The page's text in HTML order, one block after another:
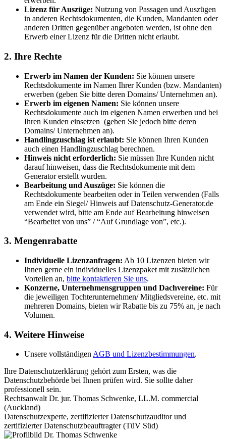
Lizenz für Auszüge: Nutzung von Passagen und Auszügen
in anderen Rechtsdokumenten, die Kunden, Mandanten oder
anderen Dritten gegenüber angeboten werden, ist ohne den
Erwerb einer Lizenz für die Dritten nicht erlaubt.
2. Ihre Rechte
Erwerb im Namen der Kunden: Sie können unsere
Rechtsdokumente im Namen Ihrer Kunden (bzw. Mandanten)
erwerben (geben Sie bitte deren Domains/ Unternehmen an).
Erwerb im eigenen Namen: Sie können unsere
Rechtsdokumente auch im eigenen Namen erwerben und bei
Ihren Kunden einsetzen (geben Sie jedoch bitte deren
Domains/ Unternehmen an).
Handlingzuschlag ist erlaubt: Sie können Ihren Kunden
auch einen Handlingzuschlag berechnen.
Hinweis nicht erforderlich: Sie müssen Ihre Kunden nicht
darauf hinweisen, dass die Rechtsdokumente mit dem
Generator erstellt wurden.
Bearbeitung und Auszüge: Sie können die
Rechtsdokumente bearbeiten oder in Teilen verwenden (Falls
am Ende ein Siegel/ Hinweis auf Datenschutz-Generator.de
verwendet wird, bitte am Ende auf Bearbeitung hinweisen
“Bearbeitet von uns” / “Auf Grundlage von”, etc.).
3. Mengenrabatte
Individuelle Lizenzanfragen: Ab 10 Lizenzen bieten wir
Ihnen gerne ein individuelles Lizenzpaket mit zusätzlichen
Vorteilen an, bitte kontaktieren Sie uns.
Konzerne, Unternehmensgruppen und Dachvereine: Für
die jeweiligen Tochterunternehmen/ Mitgliedsvereine, etc. mit
mehreren Domains, bieten wir Rabatte bis zu 75% an, je nach
Volumen.
4. Weitere Hinweise
Unsere vollständigenAGB und Lizenzbestimmungen.
Ihre Datenschutzerklärung gehört zum Ersten, was die
Datenschutzbehörde bei Ihnen prüfen wird. Sie sollte daher
professionell sein.
Rechtsanwalt Dr. jur. Thomas Schwenke, LL.M. commercial
(Auckland)
Datenschutzexperte, zertifizierter Datenschutzauditor und
zertifizierter Datenschutzbeauftragter (TüV Süd)